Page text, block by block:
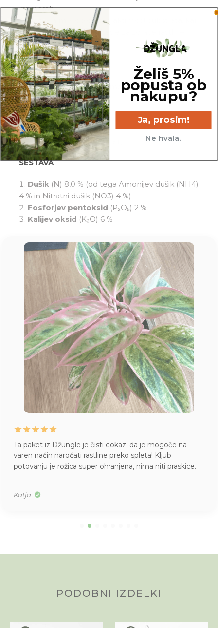
razmerah.
Podpira mikrobiološko aktivnost substrata, kar
ustvarja naravno ravnovesje za zdrave rastline.
UPORABA
2 – 4 ml na 1 L vode
Postopek ponovite 1x/mesec tekom rastne
sezone (marec-oktober)
RAZMERJE NPK
8 – 2 – 6 (dušik-fosfor-kalij)
SESTAVA
Dušik(N) 8,0 % (od tega Amonijev dušik (NH4)
4 % in Nitratni dušik (NO3) 4 %)
Fosforjev pentoksid (P₂O₅) 2 %
Kalijev oksid (K₂O) 6 %
Ta paket iz Džungle je čisti dokaz, da je mogoče na
varen način naročati rastline preko spleta! Kljub
potovanju je rožica super ohranjena, nima niti praskice.
Katja
PODOBNI IZDELKI
Želiš 5%
popusta ob
nakupu?
Ja, prosim!
Ne hvala.